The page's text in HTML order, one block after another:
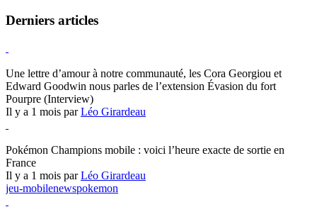
Derniers articles
Une lettre d’amour à notre communauté, les Cora Georgiou et
Edward Goodwin nous parles de l’extension Évasion du fort
Pourpre (Interview)
Il y a 1 mois parLéo Girardeau
Pokémon Champions mobile : voici l’heure exacte de sortie en
France
Il y a 1 mois parLéo Girardeau
jeu-mobilenewspokemon